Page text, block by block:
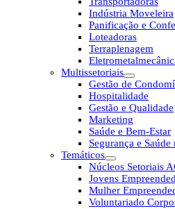
Indústria Moveleira
Panificação e
Loteadoras
Terraplenagem
Multissetoriais
Gestão de
Hospitalidade
Gestão e Qualidade
Marketing
Saúde e Bem-Estar
Segurança e
Temáticos
Núcleos Setoriais
Jovens
Mulher
Voluntariado